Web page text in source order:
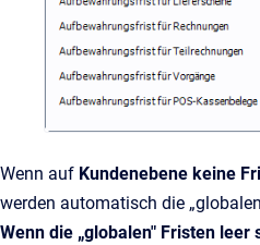
Wenn auf Kundenebene keine
werden automatisch die
Wenn die „globalen" Fristen